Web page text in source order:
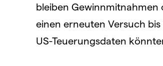
bleiben
einen erneuten Versuch
US-Teuerungsdaten